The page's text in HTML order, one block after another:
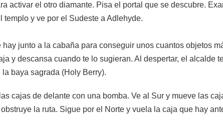
activar el otro diamante. Pisa el portal que se descubre.
y ve por el Sudeste a Adlehyde.
junto a la cabaña para conseguir unos cuantos objetos
y descansa cuando te lo sugieran. Al despertar, el alcalde
baya sagrada (Holy Berry).
cajas de delante con una bomba. Ve al Sur y mueve las
la ruta. Sigue por el Norte y vuela la caja que hay